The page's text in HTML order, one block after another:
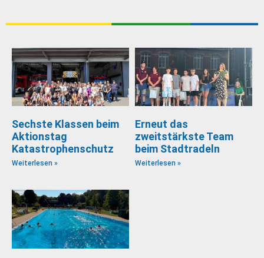
Sechste Klassen beim
Aktionstag
Katastrophenschutz
Weiterlesen »
Erneut das
zweitstärkste Team
beim Stadtradeln
Weiterlesen »